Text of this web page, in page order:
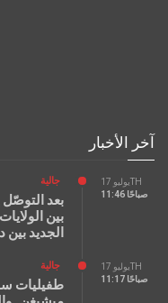
آخر الأخبار
يوليو 17TH
11:46 صباحًا
جالية
بعد
بين
الجديد بين
يوليو 17TH
11:17 صباحًا
جالية
طفيليات